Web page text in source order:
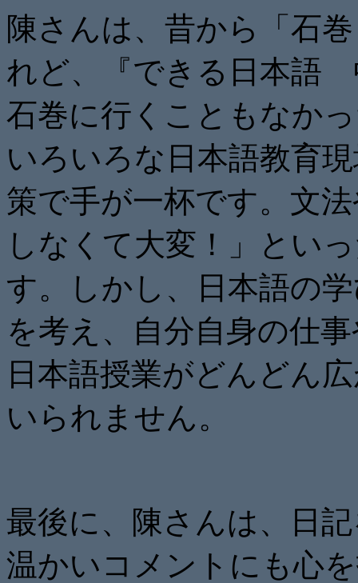
陳さんは、昔から「石
れど、『できる日本語
石巻に行くこともなか
いろいろな日本語教育
策で手が一杯です。文
しなくて大変！」とい
す。しかし、日本語の
を考え、自分自身の仕
日本語授業がどんどん
いられません。
最後に、陳さんは、日
温かいコメントにも心